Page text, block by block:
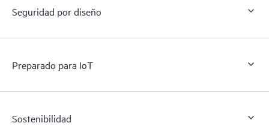
Seguridad por diseño
Preparado para IoT
Sostenibilidad